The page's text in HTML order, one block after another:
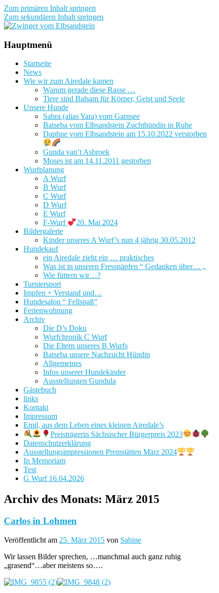
Zum primären Inhalt springen
Zum sekundären Inhalt springen
Zwinger vom Elbsandstein
Hauptmenü
Startseite
News
Wie wir zum Airedale kamen
Warum gerade diese Rasse …
Tiere sind Balsam für Körper, Geist und Seele
Unsere Hunde
Sahra (alias Yara) vom Garnsee
Batseba vom Elbsandstein Zuchthündin in Ruhe
Daphne vom Elbsandstein am 15.10.2022 verstorben
Gunda van’t Asbroek
Moses ist am 14.11.2011 gestorben
Wurfplanung
A Wurf
B Wurf
C Wurf
D Wurf
E Wurf
F-Wurf
20. Mai 2024
Bildergalerie
Kinder unseres A Wurf’s nun 4 jährig 30.05.2012
Hundekauf
ein Airedale zieht ein … praktisches
Was ist in unseren Fressnäpfen “ Gedanken über… „
Wie füttern wir…?
Turniersport
Impfen + Verstand und…
Hundesalon “ Fellspaß“
Ferienwohnung
Archiv
Die D’s Doku
Wurfchronik C Wurf
Die Eltern unseres B Wurfs
Batseba unsere Nachzucht Hündin
Allgemeines
Infos unserer Hundekinder
Ausstellungen Gundula
Gästebuch
links
Kontakt
Impressum
Emil, aus dem Leben eines kleinen Airedale’s
Preisträgerin Sächsischer Bürgerpreis 2023
Datenschutzerklärung
Ausstellungsimpressionen Premstätten März 2024
In Memoriam
Test
G Wurf 16.04.2026
Archiv des Monats: März 2015
Carlos in Lohmen
Veröffentlicht am 25. März 2015 von Sabine
Wir lassen Bilder sprechen, …manchmal auch ganz ruhig
„grasend“…aber meistens so….